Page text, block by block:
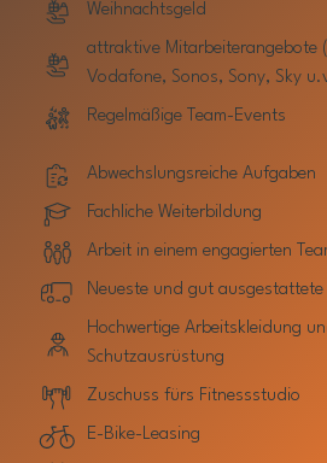
Weihnachtsgeld
attraktive Mitarbeiterangebote
Vodafone, Sonos, Sony, Sky
Regelmäßige Team-Events
Abwechslungsreiche Aufgaben
Fachliche Weiterbildung
Arbeit in einem engagierten
Neueste und gut ausgestattete
Hochwertige Arbeitskleidung
Schutzausrüstung
Zuschuss fürs Fitnessstudio
E-Bike-Leasing